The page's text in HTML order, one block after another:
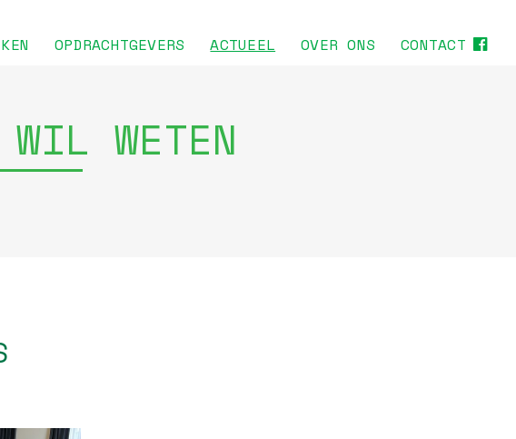
OPDRACHTGEVERS ACTUEEL OVER ONS CONTACT
WETEN